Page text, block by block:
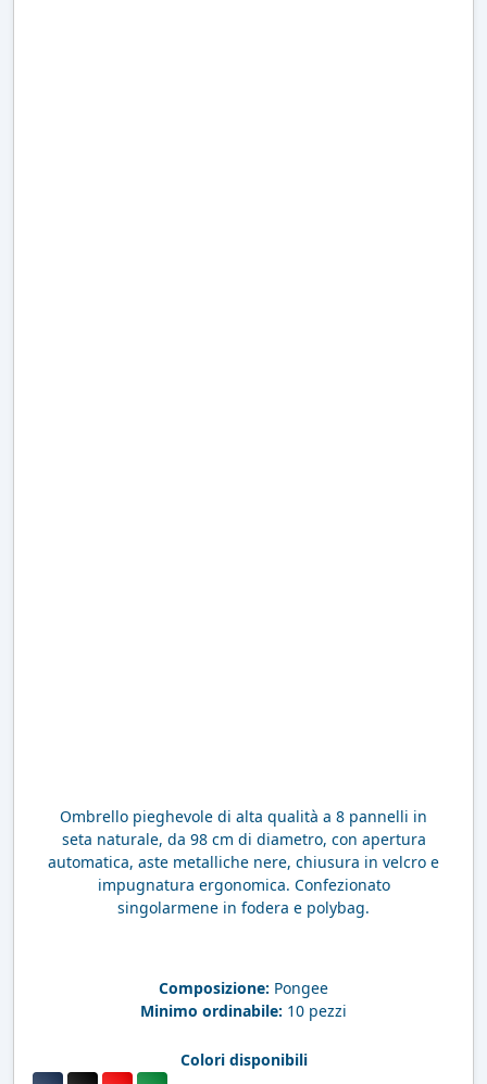
Ombrello pieghevole di alta qualità a 8 pannelli in
seta naturale, da 98 cm di diametro, con apertura
automatica, aste metalliche nere, chiusura in velcro e
impugnatura ergonomica. Confezionato
singolarmene in fodera e polybag.
Composizione: Pongee
Minimo ordinabile: 10 pezzi
Colori disponibili